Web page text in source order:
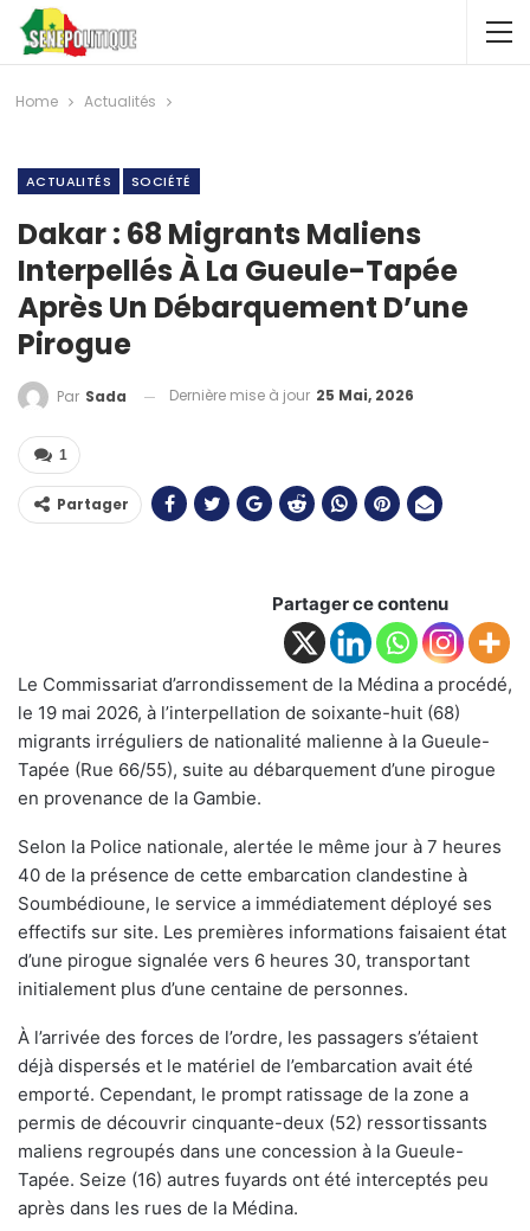
Home Actualités
ACTUALITÉS SOCIÉTÉ
Dakar : 68 Migrants Maliens
Interpellés À La Gueule-Tapée
Après Un Débarquement D’une
Pirogue
Par Sada Dernière mise à jour 25 Mai, 2026
1
Partager
Partager ce contenu
Le Commissariat d’arrondissement de la Médina a procédé,
le 19 mai 2026, à l’interpellation de soixante-huit (68)
migrants irréguliers de nationalité malienne à la Gueule-
Tapée (Rue 66/55), suite au débarquement d’une pirogue
en provenance de la Gambie.
Selon la Police nationale, alertée le même jour à 7 heures
40 de la présence de cette embarcation clandestine à
Soumbédioune, le service a immédiatement déployé ses
effectifs sur site. Les premières informations faisaient état
d’une pirogue signalée vers 6 heures 30, transportant
initialement plus d’une centaine de personnes.
À l’arrivée des forces de l’ordre, les passagers s’étaient
déjà dispersés et le matériel de l’embarcation avait été
emporté. Cependant, le prompt ratissage de la zone a
permis de découvrir cinquante-deux (52) ressortissants
maliens regroupés dans une concession à la Gueule-
Tapée. Seize (16) autres fuyards ont été interceptés peu
après dans les rues de la Médina.